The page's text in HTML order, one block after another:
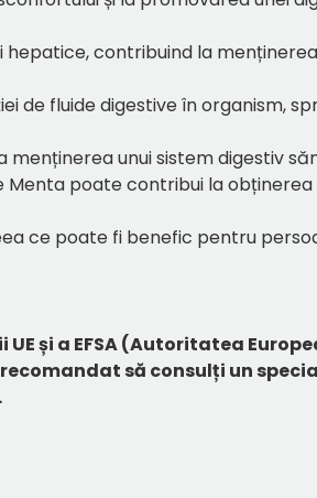
hepatice, contribuind la
de fluide digestive în organism,
menținerea unui sistem digestiv
Menta poate contribui la
ce poate fi benefic pentru
și a EFSA (Autoritatea
să consulți un